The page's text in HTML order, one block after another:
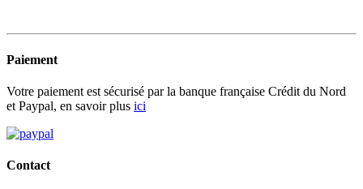
Paiement
Votre paiement est sécurisé par la banque française Crédit du Nord
et Paypal, en savoir plus ici
Contact